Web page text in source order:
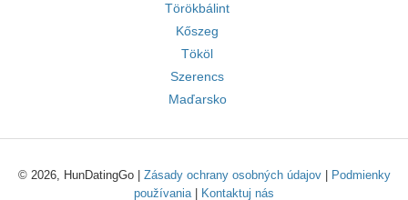
Törökbálint
Kőszeg
Tököl
Szerencs
Maďarsko
© 2026, HunDatingGo | Zásady ochrany osobných údajov|
Podmienky
používania| Kontaktuj nás